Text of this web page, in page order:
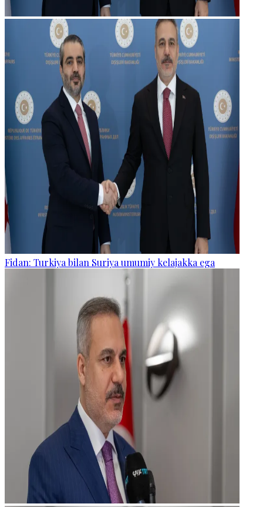
Fidan: Turkiya bilan Suriya umumiy kelajakka ega